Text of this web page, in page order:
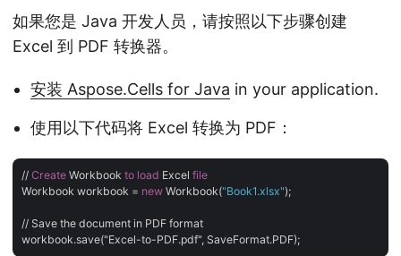
如果您是 Java 开发人员，请按照以下步骤创建
Excel 到 PDF 转换器。
安装 Aspose.Cells for Java in your application.
使用以下代码将 Excel 转换为 PDF：
// Create Workbook to load Excel file
Workbook workbook = new Workbook("Book1.xlsx");
// Save the document in PDF format